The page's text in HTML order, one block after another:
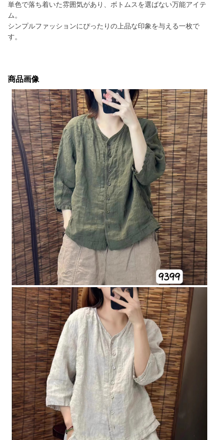
単色で落ち着いた雰囲気があり、ボトムスを選ばない万能アイテ
ム。
シンプルファッションにぴったりの上品な印象を与える一枚で
す。
商品画像